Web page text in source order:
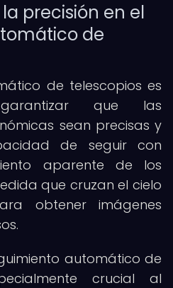
precisión en el
de
de telescopios es
que las
sean precisas y
de seguir con
aparente de los
que cruzan el cielo
obtener imágenes
automático de
crucial al